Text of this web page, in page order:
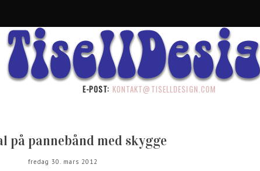
E-POST: KONTAKT@TISELLDESIGN.COM
på pannebånd med skygge
fredag 30. mars 2012